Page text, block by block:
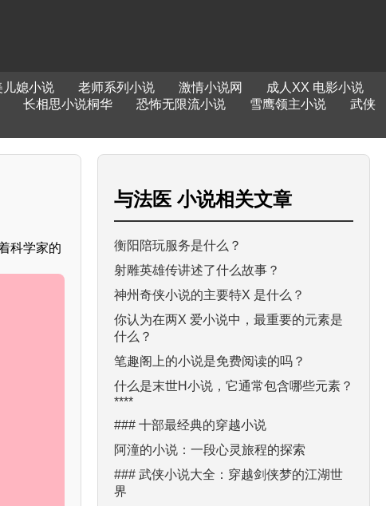
儿媳小说 老师系列小说 激情小说网
成人XX 电影小说
长相思小说桐华 恐怖无限流小说 雪鹰领主小说
武侠
科学家的
与法医 小说相关文章
衡阳陪玩服务是什么？
射雕英雄传讲述了什么故事？
神州奇侠小说的主要特X 是什么？
你认为在两X 爱小说中，最重要的元素是
什么？
笔趣阁上的小说是免费阅读的吗？
什么是末世H小说，它通常包含哪些元素？
****
### 十部最经典的穿越小说
阿潼的小说：一段心灵旅程的探索
### 武侠小说大全：穿越剑侠梦的江湖世
界